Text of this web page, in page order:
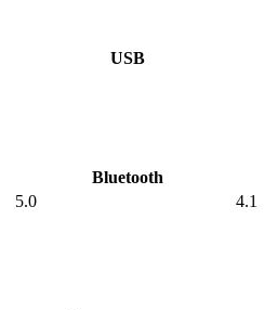
USB
Bluetooth
5.0
4.1